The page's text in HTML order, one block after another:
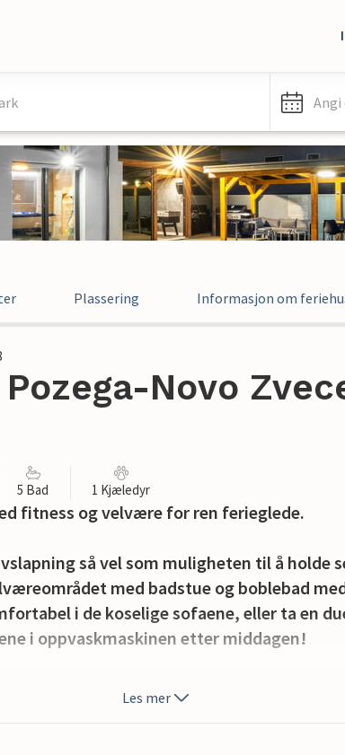
Plassering Informasjon om
Novo
5 Bad 1 Kjæledyr
fitness og velvære for ren ferieglede.
så vel som muligheten til å holde
med badstue og boblebad
i de koselige sofaene, eller ta en
i oppvaskmaskinen etter middagen!
er et annet høydepunkt i
Les mer